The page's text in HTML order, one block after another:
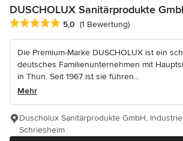
DUSCHOLUX Sanitärprodukte
Durchschnittliche Bewertung: 5 von 5
5,0 (1 Bewertung)
Die Premium-Marke DUSCHOLUX ist ein
deutsches Familienunternehmen mit
in Thun. Seit 1967 ist sie führen...
Mehr
Duscholux Sanitärprodukte GmbH,
Schriesheim